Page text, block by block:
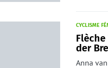
CYCLISME
der
Anna